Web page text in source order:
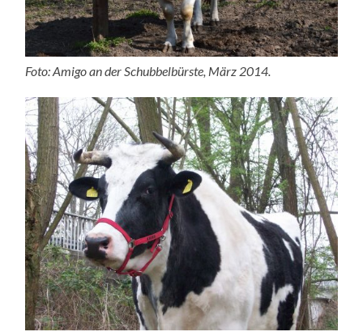
Foto: Amigo an der Schubbelbürste, März 2014.